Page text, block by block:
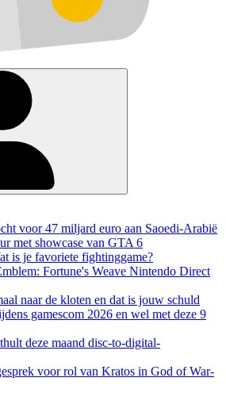
voor 47 miljard euro aan Saoedi-Arabië
met showcase van GTA 6
is je favoriete fightinggame?
Fortune's Weave Nintendo Direct
naar de kloten en dat is jouw schuld
gamescom 2026 en wel met deze 9
deze maand disc-to-digital-
voor rol van Kratos in God of War-